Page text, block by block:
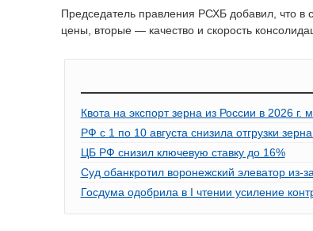
Председатель правления РСХБ добавил, что в
цены, вторые — качество и скорость
Квота на экспорт зерна из России в 2026 г.
РФ с 1 по 10 августа снизила отгрузки
ЦБ РФ снизил ключевую ставку до 16%
Суд обанкротил воронежский элеватор из-
Госдума одобрила в I чтении усиление